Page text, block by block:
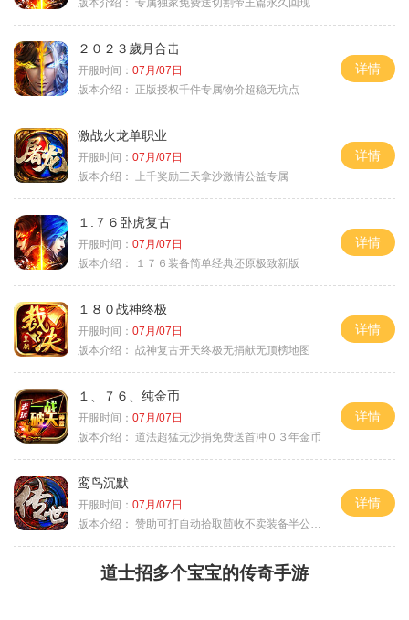
版本介绍： 专属独家免费送切割帝王篇永久回现
２０２３歲月合击
开服时间： 07月/07日
版本介绍：
正版授权千件专属物价超稳无坑点
详情
激战火龙单职业
开服时间： 07月/07日
版本介绍：
上千奖励三天拿沙激情公益专属
详情
１.７６卧虎复古
开服时间： 07月/07日
版本介绍：
１７６装备简单经典还原极致新版
详情
１８０战神终极
开服时间： 07月/07日
版本介绍： 战神复古开天终极无捐献无顶榜地图
详情
１、７６、纯金币
开服时间： 07月/07日
版本介绍： 道法超猛无沙捐免费送首冲０３年金币
详情
鸾鸟沉默
开服时间： 07月/07日
版本介绍： 赞助可打自动拾取茴收不卖装备半公益服
详情
道士招多个宝宝的传奇手游